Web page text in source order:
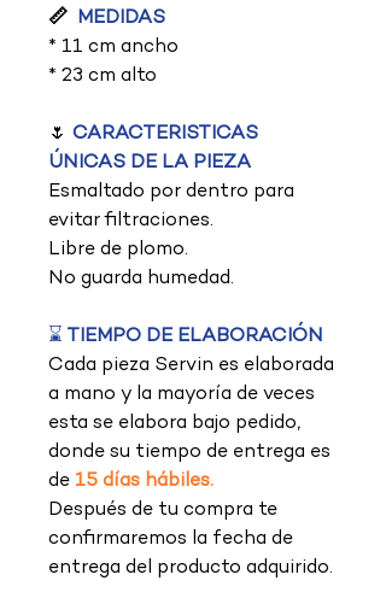
📏 MEDIDAS
* 11 cm ancho
* 23 cm alto
🌷 CARACTERISTICAS
ÚNICAS DE LA PIEZA
Esmaltado por dentro para
evitar filtraciones.
Libre de plomo.
No guarda humedad.
⌛ TIEMPO DE ELABORACIÓN
Cada pieza Servin es elaborada
a mano y la mayoría de veces
esta se elabora bajo pedido,
donde su tiempo de entrega es
de 15 días hábiles.
Después de tu compra te
confirmaremos la fecha de
entrega del producto adquirido.